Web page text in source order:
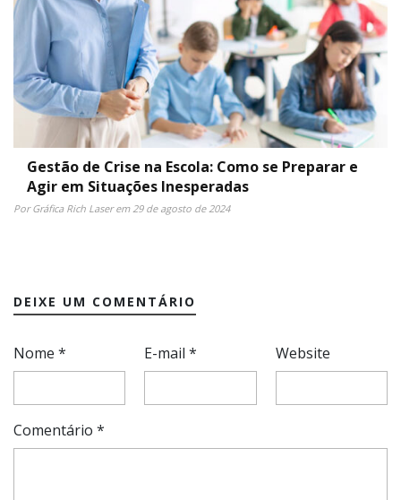
Gestão de Crise na Escola: Como se Preparar e
Agir em Situações Inesperadas
Por Gráfica Rich Laser em 29 de agosto de 2024
DEIXE UM COMENTÁRIO
Nome * E-mail* Website
Comentário *